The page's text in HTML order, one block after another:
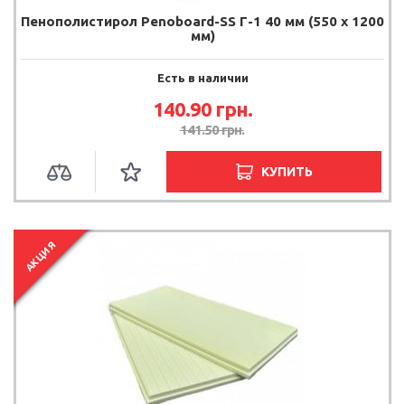
Пенополистирол Penoboard-SS Г-1 40 мм (550 х 1200
мм)
Есть в наличии
140.90 грн.
141.50 грн.
КУПИТЬ
АКЦИЯ